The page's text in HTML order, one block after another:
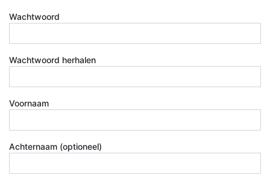
Wachtwoord
Wachtwoord herhalen
Voornaam
Achternaam (optioneel)